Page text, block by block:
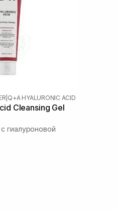
Q+A HYALURONIC ACID
Cleansing Gel
гиалуроновой